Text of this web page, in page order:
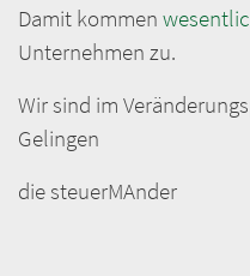
Damit kommen
Unternehmen zu.
Wir sind im
Gelingen
die steuerMAnder